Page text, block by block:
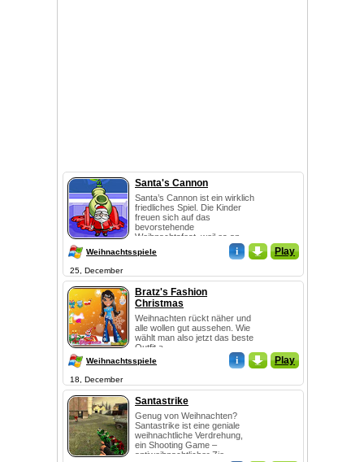
Santa's Cannon
Santa’s Cannon ist ein wirklich
friedliches Spiel. Die Kinder
freuen sich auf das
bevorstehende
Weihnachtsfest, weil es an...
Weihnachtsspiele i _ Play
25, December
Bratz's Fashion
Christmas
Weihnachten rückt näher und
alle wollen gut aussehen. Wie
wählt man also jetzt das beste
Outfit a...
Weihnachtsspiele i _ Play
18, December
Santastrike
Genug von Weihnachten?
Santastrike ist eine geniale
weihnachtliche Verdrehung,
ein Shooting Game –
antiweihnachtlicher Zie...